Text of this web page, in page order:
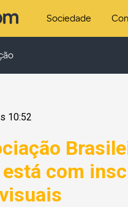
Sociedade
10:52
com